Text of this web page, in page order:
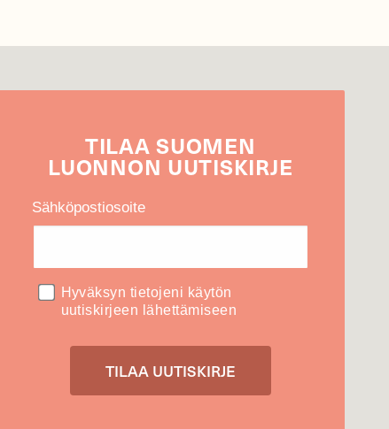
TILAASUOMEN
LUONNON UUTIS­KIRJE
Sähköpostiosoite
Hyväksyn tietojeni käytön
uutiskirjeen lähettämiseen